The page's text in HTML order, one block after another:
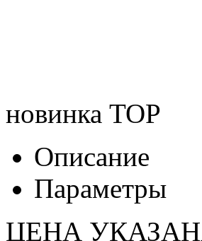
новинка TOP
Описание
Параметры
ЦЕНА